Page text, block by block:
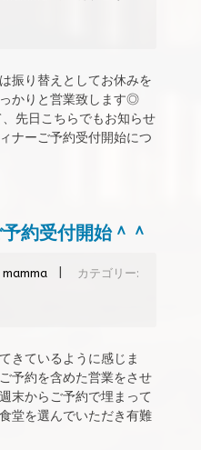
振り替えとしてお休みを
かりと営業致します◎
先日こちらでもお知らせ
ナーご予約受付開始につ
約受付開始＾＾
mamma カテゴリー:
きているように感じま
予約を含めた営業をさせ
末からご予約で埋まって
堂を選んでいただき有難